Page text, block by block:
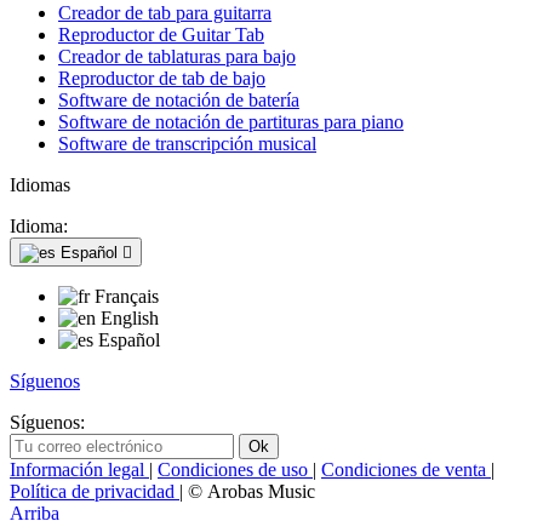
Creador de tab para guitarra
Reproductor de Guitar Tab
Creador de tablaturas para bajo
Reproductor de tab de bajo
Software de notación de batería
Software de notación de partituras para piano
Software de transcripción musical
Idiomas
Idioma:
Español 
Français
English
Español
Síguenos
Síguenos:
Información legal | Condiciones de uso | Condiciones de venta |
Política de privacidad | © Arobas Music
Arriba